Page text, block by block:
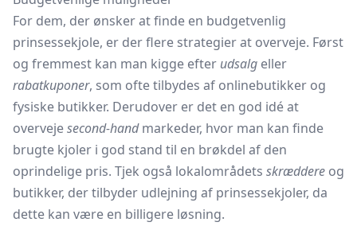
For dem, der ønsker at finde en budgetvenlig
prinsessekjole, er der flere strategier at overveje. Først
og fremmest kan man kigge efter udsalg eller
rabatkuponer, som ofte tilbydes af onlinebutikker og
fysiske butikker. Derudover er det en god idé at
overvejesecond-handmarkeder, hvor man kan finde
brugte kjoler i god stand til en brøkdel af den
oprindelige pris. Tjek også lokalområdets skræddere og
butikker, der tilbyder udlejning af prinsessekjoler, da
dette kan være en billigere løsning.